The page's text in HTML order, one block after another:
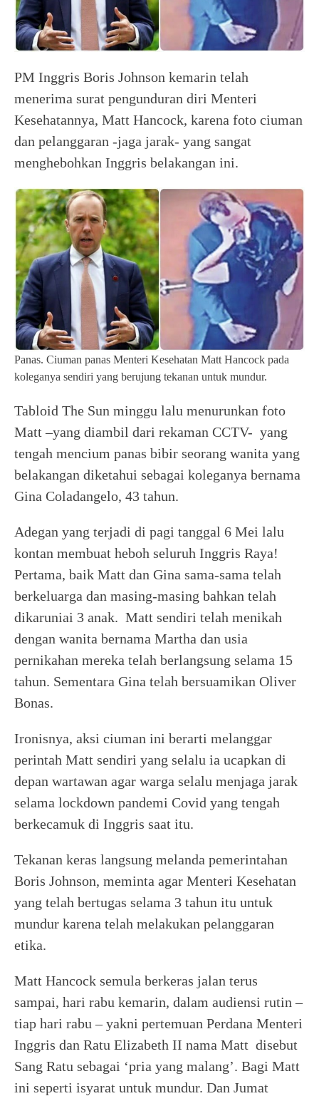
PM Inggris Boris Johnson kemarin telah
menerima surat pengunduran diri Menteri
Kesehatannya, Matt Hancock, karena foto ciuman
dan pelanggaran -jaga jarak- yang sangat
menghebohkan Inggris belakangan ini.
Panas. Ciuman panas Menteri Kesehatan Matt Hancock pada
koleganya sendiri yang berujung tekanan untuk mundur.
Tabloid The Sun minggu lalu menurunkan foto
Matt –yang diambil dari rekaman CCTV- yang
tengah mencium panas bibir seorang wanita yang
belakangan diketahui sebagai koleganya bernama
Gina Coladangelo, 43 tahun.
Adegan yang terjadi di pagi tanggal 6 Mei lalu
kontan membuat heboh seluruh Inggris Raya!
Pertama, baik Matt dan Gina sama-sama telah
berkeluarga dan masing-masing bahkan telah
dikaruniai 3 anak. Matt sendiri telah menikah
dengan wanita bernama Martha dan usia
pernikahan mereka telah berlangsung selama 15
tahun. Sementara Gina telah bersuamikan Oliver
Bonas.
Ironisnya, aksi ciuman ini berarti melanggar
perintah Matt sendiri yang selalu ia ucapkan di
depan wartawan agar warga selalu menjaga jarak
selama lockdown pandemi Covid yang tengah
berkecamuk di Inggris saat itu.
Tekanan keras langsung melanda pemerintahan
Boris Johnson, meminta agar Menteri Kesehatan
yang telah bertugas selama 3 tahun itu untuk
mundur karena telah melakukan pelanggaran
etika.
Matt Hancock semula berkeras jalan terus
sampai, hari rabu kemarin, dalam audiensi rutin –
tiap hari rabu – yakni pertemuan Perdana Menteri
Inggris dan Ratu Elizabeth II nama Matt disebut
Sang Ratu sebagai ‘pria yang malang’. Bagi Matt
ini seperti isyarat untuk mundur. Dan Jumat